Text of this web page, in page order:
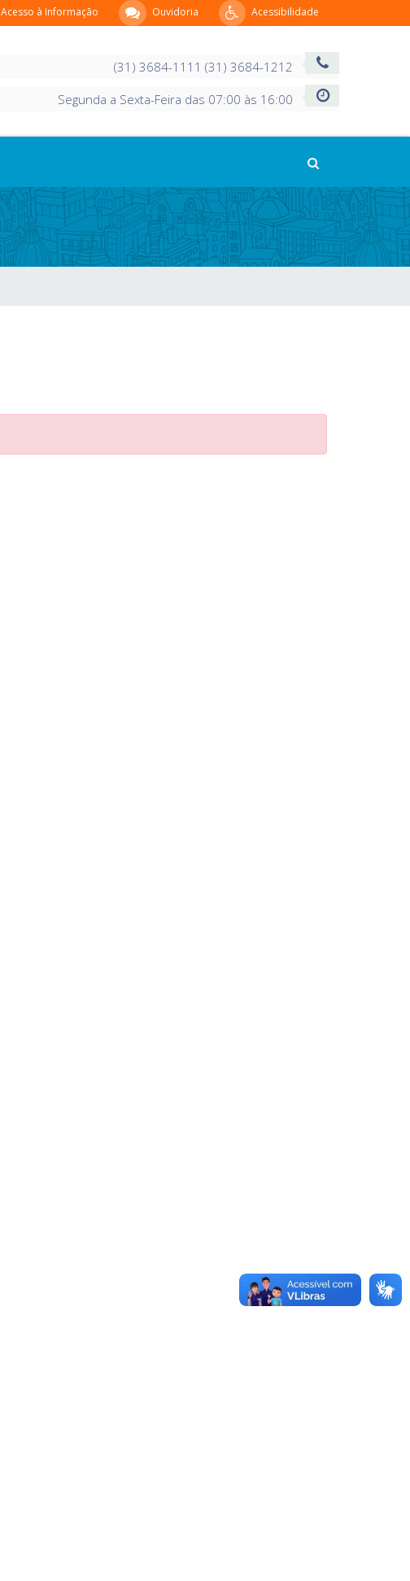
Acessibilidade
Ouvidoria
Acesso à Informação
(31) 3684-1111 (31) 3684-1212
Segunda a Sexta-Feira das 07:00 às 16:00